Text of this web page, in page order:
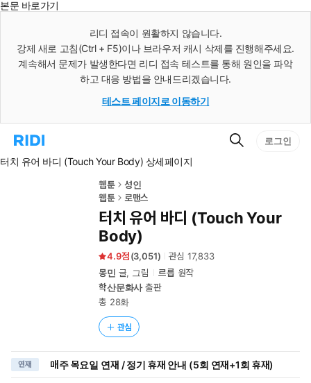
본문 바로가기
리디 접속이 원활하지 않습니다.
강제 새로 고침(Ctrl + F5)이나 브라우저 캐시 삭제를 진행해주세요.
계속해서 문제가 발생한다면 리디 접속 테스트를 통해 원인을 파악
하고 대응 방법을 안내드리겠습니다.
테스트 페이지로 이동하기
리
홈
검
로그인
터치 유어 바디 (Touch Your Body) 상세페이지
웹툰
성인
웹툰
로맨스
터치 유어 바디 (Touch Your
Body)
4.9 (3,051) 관심17,833
몽민 글, 그림 르릅 원작
학산문화사출판
총 28화
관심
연재 매주 목요일 연재 / 정기 휴재 안내 (5회 연재+1회 휴재)